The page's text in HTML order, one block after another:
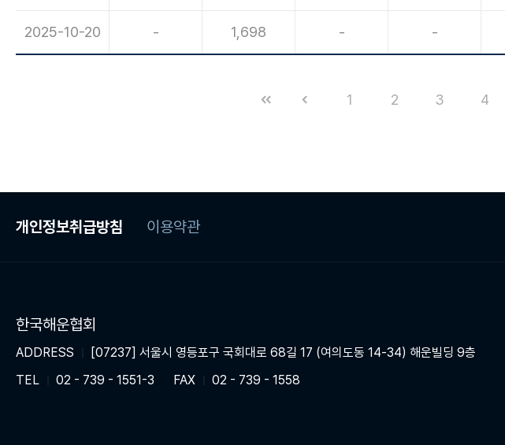
2025-10-20 - 1,698 - -
1 2 3 4
개인정보취급방침 이용약관
한국해운협회
ADDRESS
[07237] 서울시 영등포구 국회대로 68길 17 (여의도동 14-34) 해운빌딩 9층
TEL
02 - 739 - 1551-3 FAX 02 - 739 - 1558